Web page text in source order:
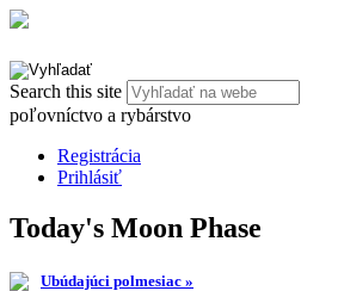
Search this site
poľovníctvo a rybárstvo
Registrácia
Prihlásiť
Today's Moon Phase
Ubúdajúci polmesiac »